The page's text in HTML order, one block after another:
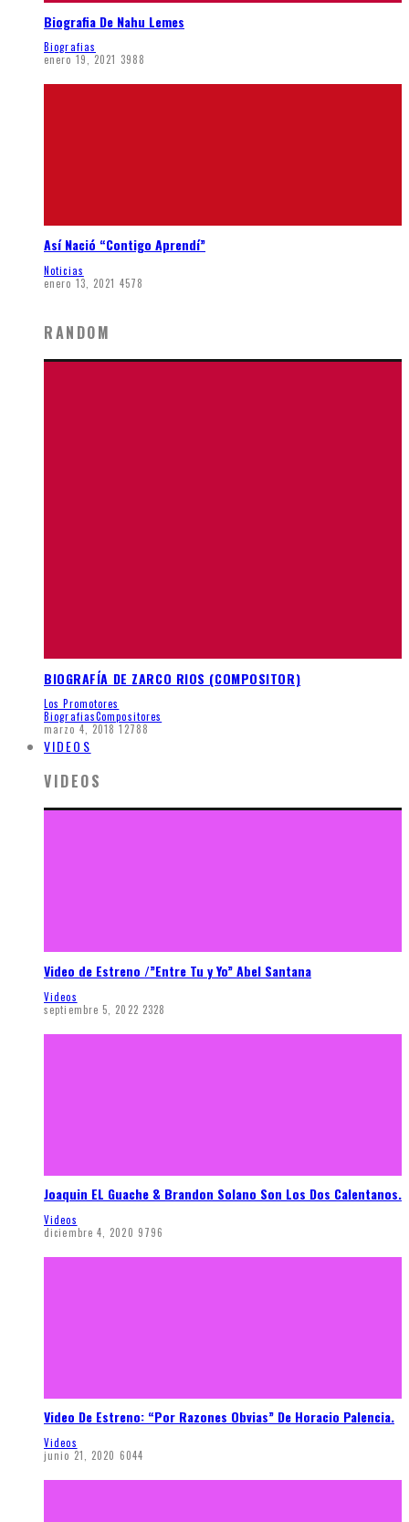
Biografia De Nahu Lemes
Biografias
enero 19, 2021 3988
Así Nació “Contigo Aprendí”
Noticias
enero 13, 2021 4578
RANDOM
BIOGRAFÍA DE ZARCO RIOS (COMPOSITOR)
Los Promotores
BiografiasCompositores
marzo 4, 2018 12788
VIDEOS
VIDEOS
Video de Estreno /”Entre Tu y Yo” Abel Santana
Videos
septiembre 5, 2022 2328
Joaquin EL Guache & Brandon Solano Son Los Dos Calentanos.
Videos
diciembre 4, 2020 9796
Video De Estreno: “Por Razones Obvias” De Horacio Palencia.
Videos
junio 21, 2020 6044